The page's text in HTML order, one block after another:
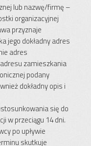
lub nazwę/firmę –
organizacyjnej
przyznaje
jego dokładny adres
adres
zamieszkania
podany
dokładny opis i
się do
w przeciągu 14 dni.
po upływie
skutkuje